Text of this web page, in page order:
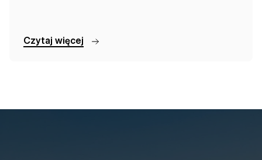
Czytaj więcej